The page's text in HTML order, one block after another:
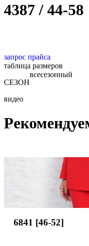
4387 / 44-58
запрос прайса
таблица размеров
СЕЗОН
всесезонный
видео
6841 [46-52]